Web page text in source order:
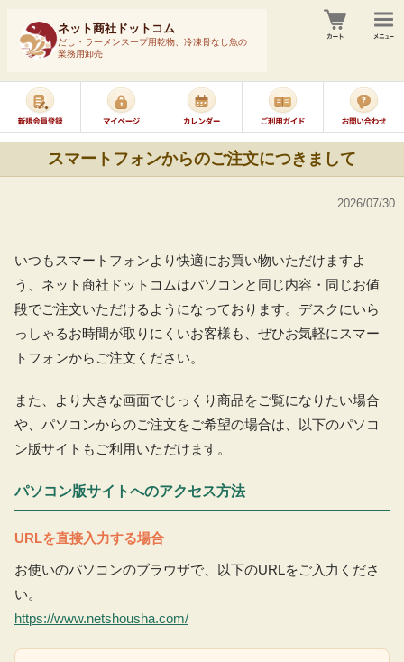
ネット商社ドットコム
だし・ラーメンスープ用乾物、冷凍骨なし魚の
業務用卸売
スマートフォンからのご注文につきまして
2026/07/30
いつもスマートフォンより快適にお買い物いただけますよ
う、ネット商社ドットコムはパソコンと同じ内容・同じお値
段でご注文いただけるようになっております。デスクにいら
っしゃるお時間が取りにくいお客様も、ぜひお気軽にスマー
トフォンからご注文ください。
また、より大きな画面でじっくり商品をご覧になりたい場合
や、パソコンからのご注文をご希望の場合は、以下のパソコ
ン版サイトもご利用いただけます。
パソコン版サイトへのアクセス方法
URLを直接入力する場合
お使いのパソコンのブラウザで、以下のURLをご入力くださ
い。
https://www.netshousha.com/